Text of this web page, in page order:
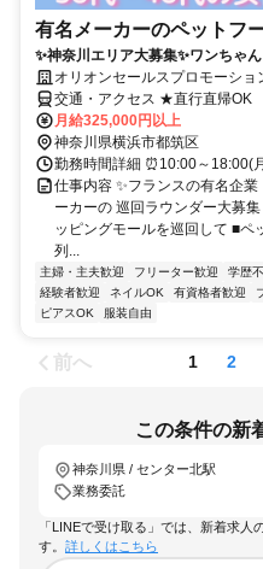
有名メーカーのペットフ
✨神奈川エリア大募集✨ワンちゃ
オリオンセールスプロモーシ
交通・アクセス ★直行直帰OK
月給325,000円以上
神奈川県横浜市都筑区
勤務時間詳細 ⏰10:00～18:00(
仕事内容 ✨フランスの有名企
ーカーの 巡回ラウンダー大募
ッピングモールを巡回して ■ペ
列...
主婦・主夫歓迎 フリーター歓迎 学歴
経験者歓迎
ネイルOK 有資格者歓迎
ピアスOK
服装自由
前へ 1 2
この条件の新
神奈川県 / センター北駅
業務委託
「LINEで受け取る」では、新着求
す。 詳しくはこちら